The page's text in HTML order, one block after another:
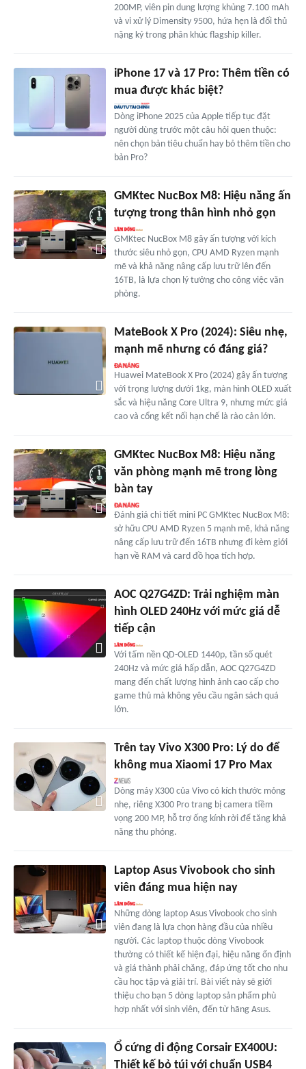
200MP, viên pin dung lượng khủng 7.100 mAh
và vi xử lý Dimensity 9500, hứa hẹn là đối thủ
nặng ký trong phân khúc flagship killer.
iPhone 17 và 17 Pro: Thêm tiền có
mua được khác biệt?
Dòng iPhone 2025 của Apple tiếp tục đặt
người dùng trước một câu hỏi quen thuộc:
nên chọn bản tiêu chuẩn hay bỏ thêm tiền cho
bản Pro?
GMKtec NucBox M8: Hiệu năng ấn
tượng trong thân hình nhỏ gọn
GMKtec NucBox M8 gây ấn tượng với kích
thước siêu nhỏ gọn, CPU AMD Ryzen mạnh
mẽ và khả năng nâng cấp lưu trữ lên đến
16TB, là lựa chọn lý tưởng cho công việc văn
phòng.
MateBook X Pro (2024): Siêu nhẹ,
mạnh mẽ nhưng có đáng giá?
Huawei MateBook X Pro (2024) gây ấn tượng
với trọng lượng dưới 1kg, màn hình OLED xuất
sắc và hiệu năng Core Ultra 9, nhưng mức giá
cao và cổng kết nối hạn chế là rào cản lớn.
GMKtec NucBox M8: Hiệu năng
văn phòng mạnh mẽ trong lòng
bàn tay
Đánh giá chi tiết mini PC GMKtec NucBox M8:
sở hữu CPU AMD Ryzen 5 mạnh mẽ, khả năng
nâng cấp lưu trữ đến 16TB nhưng đi kèm giới
hạn về RAM và card đồ họa tích hợp.
AOC Q27G4ZD: Trải nghiệm màn
hình OLED 240Hz với mức giá dễ
tiếp cận
Với tấm nền QD-OLED 1440p, tần số quét
240Hz và mức giá hấp dẫn, AOC Q27G4ZD
mang đến chất lượng hình ảnh cao cấp cho
game thủ mà không yêu cầu ngân sách quá
lớn.
Trên tay Vivo X300 Pro: Lý do để
không mua Xiaomi 17 Pro Max
Dòng máy X300 của Vivo có kích thước mỏng
nhẹ, riêng X300 Pro trang bị camera tiềm
vọng 200 MP, hỗ trợ ống kính rời để tăng khả
năng thu phóng.
Laptop Asus Vivobook cho sinh
viên đáng mua hiện nay
Những dòng laptop Asus Vivobook cho sinh
viên đang là lựa chọn hàng đầu của nhiều
người. Các laptop thuộc dòng Vivobook
thường có thiết kế hiện đại, hiệu năng ổn định
và giá thành phải chăng, đáp ứng tốt cho nhu
cầu học tập và giải trí. Bài viết này sẽ giới
thiệu cho bạn 5 dòng laptop sản phẩm phù
hợp nhất với sinh viên, đến từ hãng Asus.
Ổ cứng di động Corsair EX400U:
Thiết kế bỏ túi với chuẩn USB4